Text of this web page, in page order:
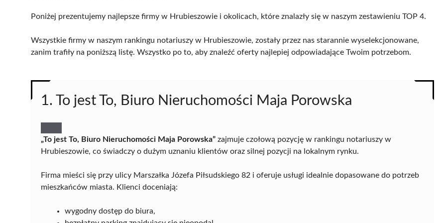
Poniżej prezentujemy najlepsze firmy w Hrubieszowie i okolicach, które znalazły się w naszym zestawieniu TOP 4.
Wszystkie firmy w naszym rankingu notariuszy w Hrubieszowie, zostały przez nas starannie wyselekcjonowane,
zanim trafiły na poniższą listę. Wszystko po to, aby znaleźć oferty najlepiej odpowiadające Twoim potrzebom.
1. To jest To, Biuro Nieruchomości Maja Porowska
„To jest To, Biuro Nieruchomości Maja Porowska” zajmuje czołową pozycję w rankingu notariuszy w
Hrubieszowie, co świadczy o dużym uznaniu klientów oraz silnej pozycji na lokalnym rynku.
Firma mieści się przy ulicy Marszałka Józefa Piłsudskiego 82 i oferuje usługi idealnie dopasowane do potrzeb
mieszkańców miasta. Klienci doceniają:
wygodny dostęp do biura,